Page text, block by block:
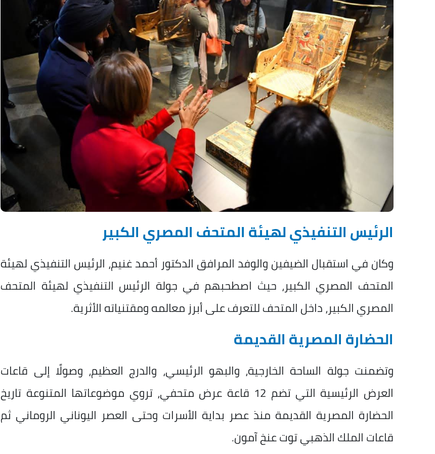
الرئيس التنفيذي لهيئة المتحف المصري الكبير
وكان في استقبال الضيفين والوفد المرافق الدكتور أحمد غنيم، الرئيس التنفيذي لهيئة
المتحف المصري الكبير، حيث اصطحبهم في جولة الرئيس التنفيذي لهيئة المتحف
المصري الكبير، داخل المتحف للتعرف على أبرز معالمه ومقتنياته الأثرية.
الحضارة المصرية القديمة
وتضمنت جولة الساحة الخارجية، والبهو الرئيسي، والدرج العظيم، وصولًا إلى قاعات
العرض الرئيسية التي تضم 12 قاعة عرض متحفي، تروي موضوعاتها المتنوعة تاريخ
الحضارة المصرية القديمة منذ عصر بداية الأسرات وحتى العصر اليوناني الروماني ثم
قاعات الملك الذهبي توت عنخ آمون.